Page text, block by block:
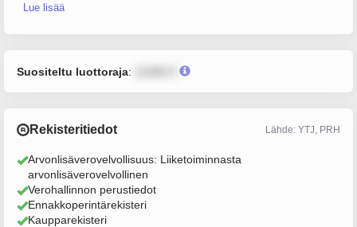
Lue lisää
Suositeltu luottoraja:
Rekisteritiedot Lähde: YTJ, PRH
Arvonlisäverovelvollisuus: Liiketoiminnasta
arvonlisäverovelvollinen
Verohallinnon perustiedot
Ennakkoperintärekisteri
Kaupparekisteri